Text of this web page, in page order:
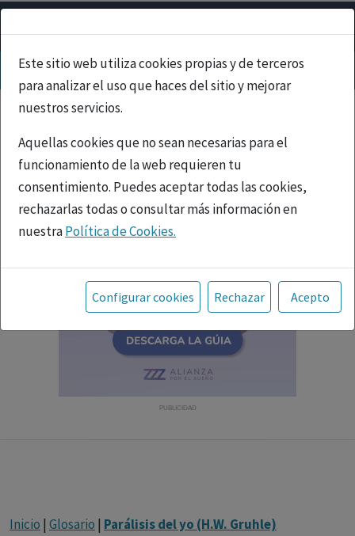
Este sitio web utiliza cookies propias y de terceros
para analizar el uso que haces del sitio y mejorar
nuestros servicios.
Aquellas cookies que no sean necesarias para el
funcionamiento de la web requieren tu
consentimiento. Puedes aceptar todas las cookies,
rechazarlas todas o consultar más información en
nuestraPolítica de Cookies.
Toda la información incluida en la Página Web está
referida a productos del mercado español y, por
tanto, dirigida a profesionales sanitarios legalmente
facultados para prescribir o dispensar medicamentos
con ejercicio profesional. La información técnica de los
fármacos se facilita a título meramente informativo,
Configurar cookies Rechazar Acepto
PUBLICIDAD
Inicio | Glosario | Parálisis del yo (H.W. Gruhle)